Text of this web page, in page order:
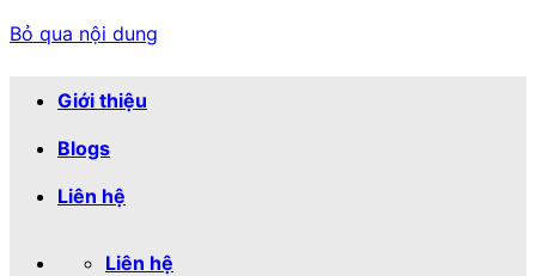
Bỏ qua nội dung
Giới thiệu
Blogs
Liên hệ
Liên hệ